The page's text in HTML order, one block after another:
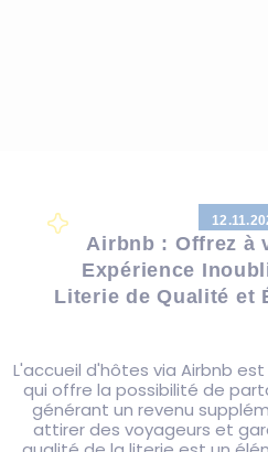
Airbnb : Offrez à
Expérience
Literie de Qualité et
L'accueil d'hôtes via Airbnb
qui offre la possibilité de
générant un revenu
attirer des voyageurs et